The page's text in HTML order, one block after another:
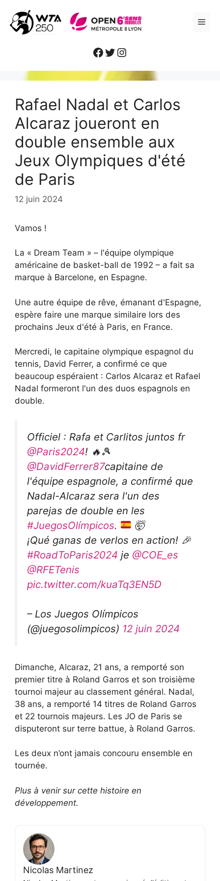
contenu
Facebook
Twitter
Instagram
Rafael Nadal et Carlos
Alcaraz joueront en
double ensemble aux
Jeux Olympiques d'été
de Paris
12 juin 2024
Vamos !
La « Dream Team » – l'équipe olympique
américaine de basket-ball de 1992 – a fait sa
marque à Barcelone, en Espagne.
Une autre équipe de rêve, émanant d'Espagne,
espère faire une marque similaire lors des
prochains Jeux d'été à Paris, en France.
Mercredi, le capitaine olympique espagnol du
tennis, David Ferrer, a confirmé ce que
beaucoup espéraient : Carlos Alcaraz et Rafael
Nadal formeront l'un des duos espagnols en
double.
Officiel : Rafa et Carlitos juntos fr
@Paris2024! 🔥🎾
@DavidFerrer87capitaine de
l'équipe espagnole, a confirmé que
Nadal-Alcaraz sera l'un des
parejas de double en les
#JuegosOlímpicos.
🤯
¡Qué ganas de verlos en action! 🎉
#RoadToParis2024 je @COE_es
@RFETenis
pic.twitter.com/kuaTq3EN5D
– Los Juegos Olímpicos
(@juegosolimpicos) 12 juin 2024
Dimanche, Alcaraz, 21 ans, a remporté son
premier titre à Roland Garros et son troisième
tournoi majeur au classement général. Nadal,
38 ans, a remporté 14 titres de Roland Garros
et 22 tournois majeurs. Les JO de Paris se
disputeront sur terre battue, à Roland Garros.
Les deux n’ont jamais concouru ensemble en
tournée.
Plus à venir sur cette histoire en
développement.
Nicolas Martinez